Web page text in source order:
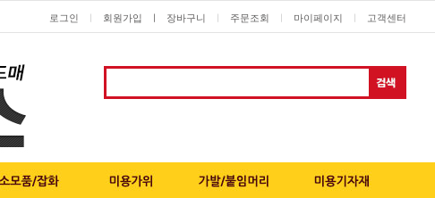
로그인 회원가입 ㅣ 장바구니 주문조회 마이페이지 고객센터